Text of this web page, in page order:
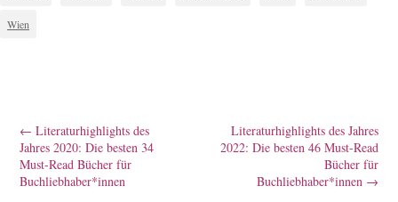
Wien
←Literaturhighlights des
Jahres 2020: Die besten 34
Must-Read Bücher für
Buchliebhaber*innen
Literaturhighlights des Jahres
2022: Die besten 46 Must-Read
Bücher für
Buchliebhaber*innen→